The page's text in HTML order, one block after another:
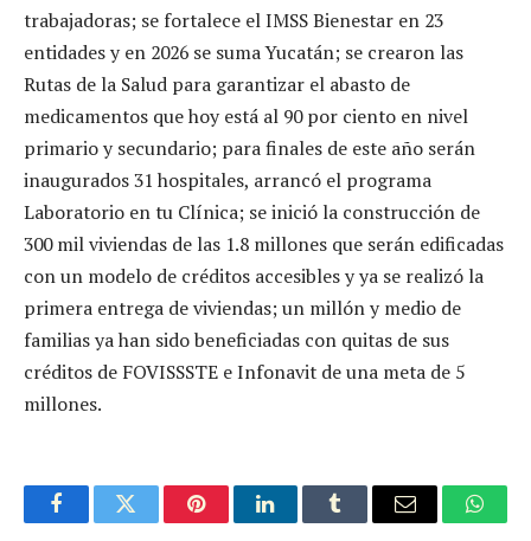
trabajadoras; se fortalece el IMSS Bienestar en 23
entidades y en 2026 se suma Yucatán; se crearon las
Rutas de la Salud para garantizar el abasto de
medicamentos que hoy está al 90 por ciento en nivel
primario y secundario; para finales de este año serán
inaugurados 31 hospitales, arrancó el programa
Laboratorio en tu Clínica; se inició la construcción de
300 mil viviendas de las 1.8 millones que serán edificadas
con un modelo de créditos accesibles y ya se realizó la
primera entrega de viviendas; un millón y medio de
familias ya han sido beneficiadas con quitas de sus
créditos de FOVISSSTE e Infonavit de una meta de 5
millones.
FacebookTwitter PinterestLinkedInTumblr Email